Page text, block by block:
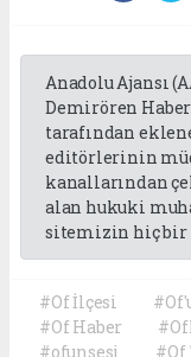
Anadolu Ajansı
Demirören Haber
tarafından
editörlerinin
kanallarından
alan hukuki
sitemizin hiç bir
#Of İlçesi
#Of Haber
#ofunsesi
#Of